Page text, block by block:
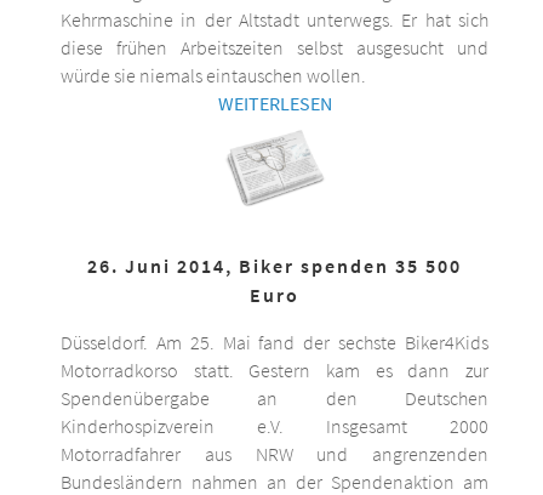
Kehrmaschine in der Altstadt unterwegs. Er hat sich
diese frühen Arbeitszeiten selbst ausgesucht und
würde sie niemals eintauschen wollen.
WEITERLESEN
26. Juni 2014, Biker spenden 35 500
Euro
Düsseldorf. Am 25. Mai fand der sechste Biker4Kids
Motorradkorso statt. Gestern kam es dann zur
Spendenübergabe an den Deutschen
Kinderhospizverein e.V. Insgesamt 2000
Motorradfahrer aus NRW und angrenzenden
Bundesländern nahmen an der Spendenaktion am